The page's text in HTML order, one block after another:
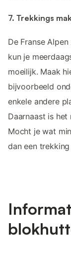
7. Trekkings
De Franse
kun je
moeilijk. Maak
bijvoorbeeld
enkele andere
Daarnaast is
Mocht je wat
dan een